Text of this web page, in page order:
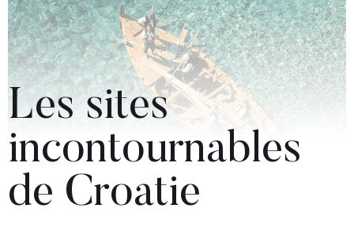
Les sites
incontournables
de Croatie